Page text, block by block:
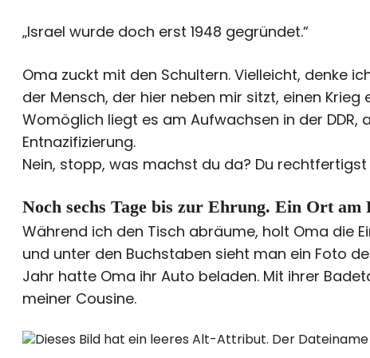
„Israel wurde doch erst 1948 gegründet.“
Oma zuckt mit den Schultern. Vielleicht, denke
der Mensch, der hier neben mir sitzt, einen
Womöglich liegt es am Aufwachsen in der DDR,
Entnazifizierung.
Nein, stopp, was machst du da? Du
Noch sechs Tage bis zur Ehrung. Ein Ort am
Während ich den Tisch abräume, holt Oma die
und unter den Buchstaben sieht man ein Foto
Jahr hatte Oma ihr Auto beladen. Mit ihrer
meiner Cousine.